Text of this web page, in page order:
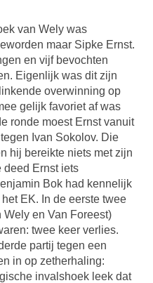
van Wely was
maar Sipke Ernst.
en vijf bevochten
Eigenlijk was dit zijn
overwinning op
gelijk favoriet af was
ronde moest Ernst vanuit
Ivan Sokolov. Die
hij bereikte niets met zijn
deed Ernst iets
Bok had kennelijk
EK. In de eerste twee
en Van Foreest)
twee keer verlies.
partij tegen een
in op zetherhaling:
invalshoek leek dat